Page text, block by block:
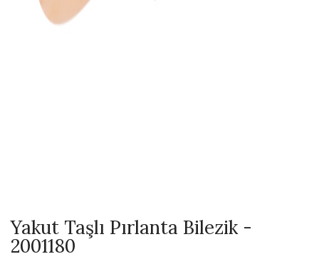
Yakut Taşlı Pırlanta Bilezik -
2001180